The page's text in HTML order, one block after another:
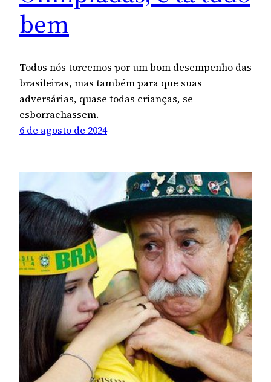
bem
Todos nós torcemos por um bom desempenho das
brasileiras, mas também para que suas
adversárias, quase todas crianças, se
esborrachassem.
6 de agosto de 2024